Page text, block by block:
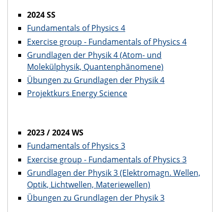
2024 SS
Fundamentals of Physics 4
Exercise group - Fundamentals of Physics 4
Grundlagen der Physik 4 (Atom- und
Molekülphysik, Quantenphänomene)
Übungen zu Grundlagen der Physik 4
Projektkurs Energy Science
2023 / 2024 WS
Fundamentals of Physics 3
Exercise group - Fundamentals of Physics 3
Grundlagen der Physik 3 (Elektromagn. Wellen,
Optik, Lichtwellen, Materiewellen)
Übungen zu Grundlagen der Physik 3